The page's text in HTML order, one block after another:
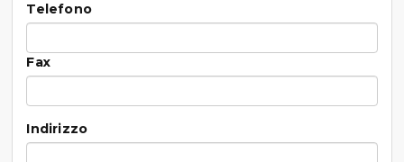
Telefono
Fax
Indirizzo